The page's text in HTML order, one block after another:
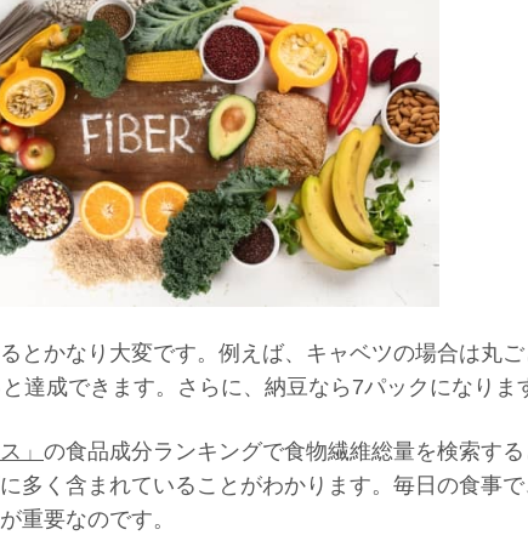
とかなり大変です。例えば、キャベツの場合は丸
達成できます。さらに、納豆なら7パックになりま
」 の食品成分ランキングで食物繊維総量を検索す
多く含まれていることがわかります。毎日の食事
重要なのです。